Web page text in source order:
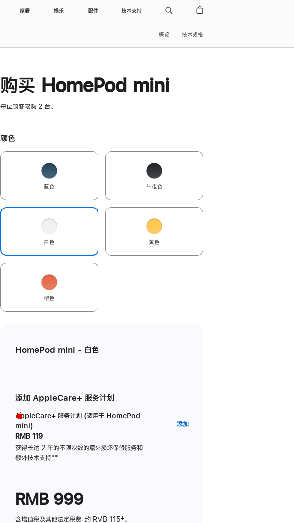
家居 娱乐 配件 技术支持
概览 技术规格
购买 HomePod mini
每位顾客限购 2 台。
颜色
蓝色 午夜色
白色 黄色
橙色
HomePod mini - 白色
添加 AppleCare+ 服务计划
AppleCare+ 服务计划 (适用于 HomePod
mini)
RMB 119
获得长达 2 年的不限次数的意外损坏保修服务和
额外技术支持脚
**
添加AppleCare+
RMB 999
含增值税及其他法定税费：约 RMB 115‡。